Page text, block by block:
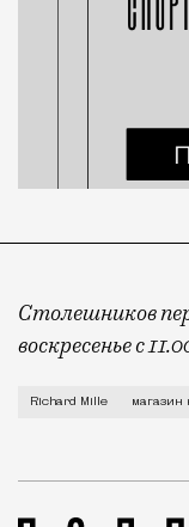
Столешников
воскресенье с
Столешку
Richard Mille магазин